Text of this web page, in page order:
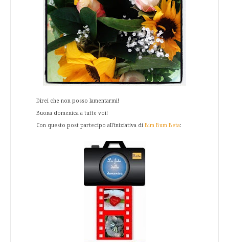
Direi che non posso lamentarmi!
Buona domenica a tutte voi!
Con questo post partecipo all'iniziativa di Bim Bum Beta: